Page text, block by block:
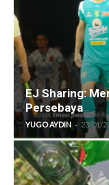
EJ Sharing:
Persebaya
YUGO AYDIN - 23/01/